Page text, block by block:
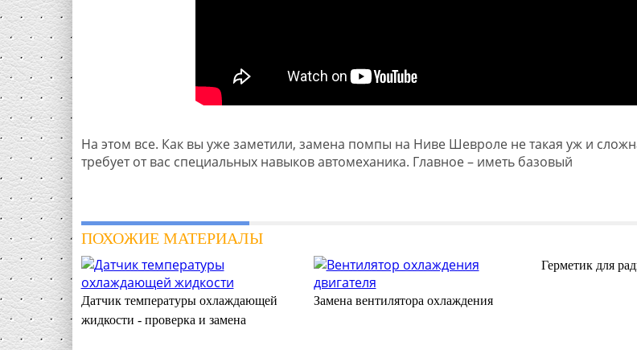
На этом все. Как вы уже заметили, замена помпы на Ниве Шевроле не такая уж и
требует от вас специальных навыков автомеханика. Главное – иметь базовый
ПОХОЖИЕ МАТЕРИАЛЫ
Датчик температуры охлаждающей
жидкости - проверка и замена
Замена вентилятора охлаждения
Герметик для